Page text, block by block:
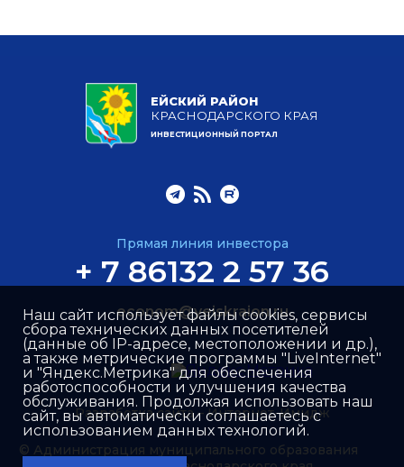
ЕЙСКИЙ РАЙОН
КРАСНОДАРСКОГО КРАЯ
ИНВЕСТИЦИОННЫЙ ПОРТАЛ
Прямая линия инвестора
+ 7 86132 2 57 36
econom@yeiskraion.ru
© Администрация муниципального образования
Разработка сайта –Интернет-Имидж
Наш сайт использует файлы cookies, сервисы
сбора технических данных посетителей
(данные об IP-адресе, местоположении и др.),
а также метрические программы "LiveInternet"
и "Яндекс.Метрика" для обеспечения
работоспособности и улучшения качества
обслуживания. Продолжая использовать наш
сайт, вы автоматически соглашаетесь с
использованием данных технологий.